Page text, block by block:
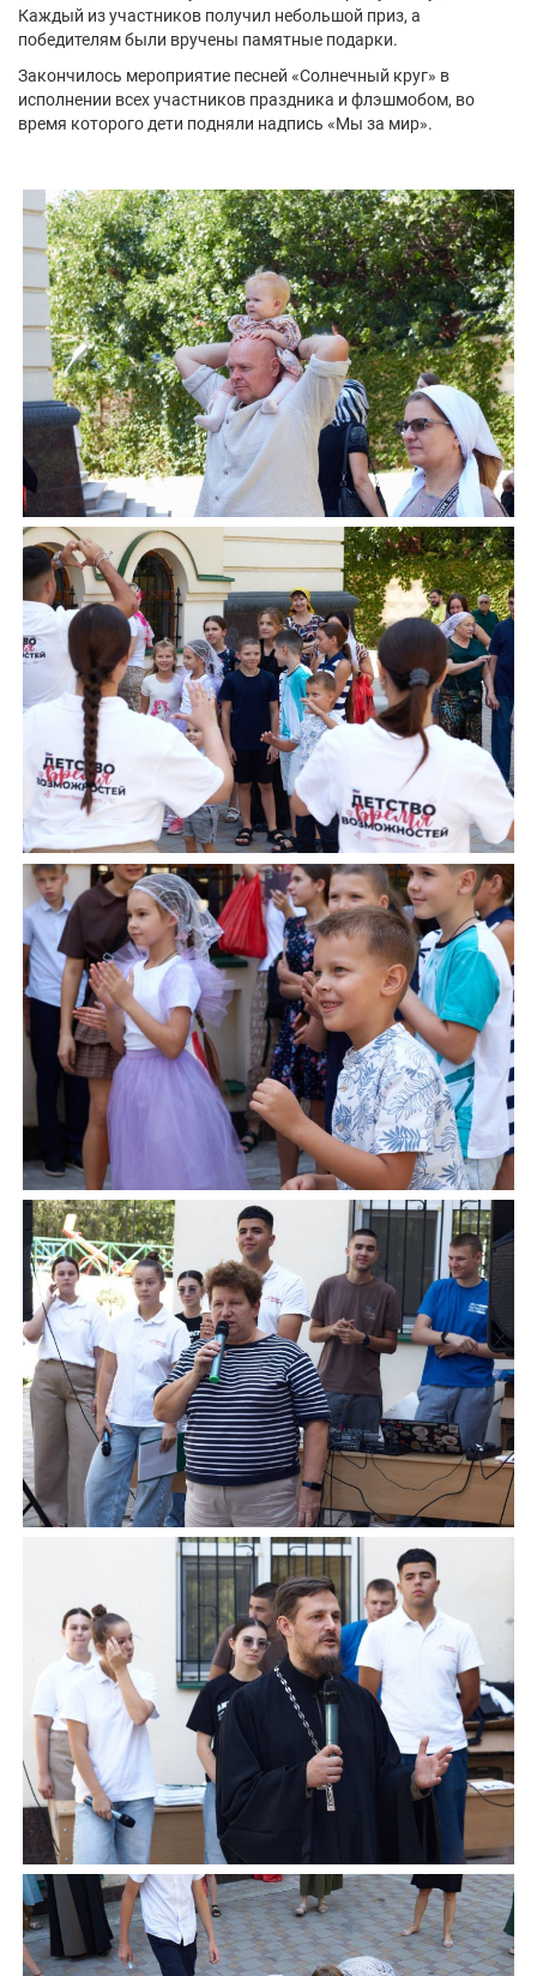
Каждый из участников получил небольшой приз, а
победителям были вручены памятные подарки.
Закончилось мероприятие песней «Солнечный круг» в
исполнении всех участников праздника и флэшмобом, во
время которого дети подняли надпись «Мы за мир».